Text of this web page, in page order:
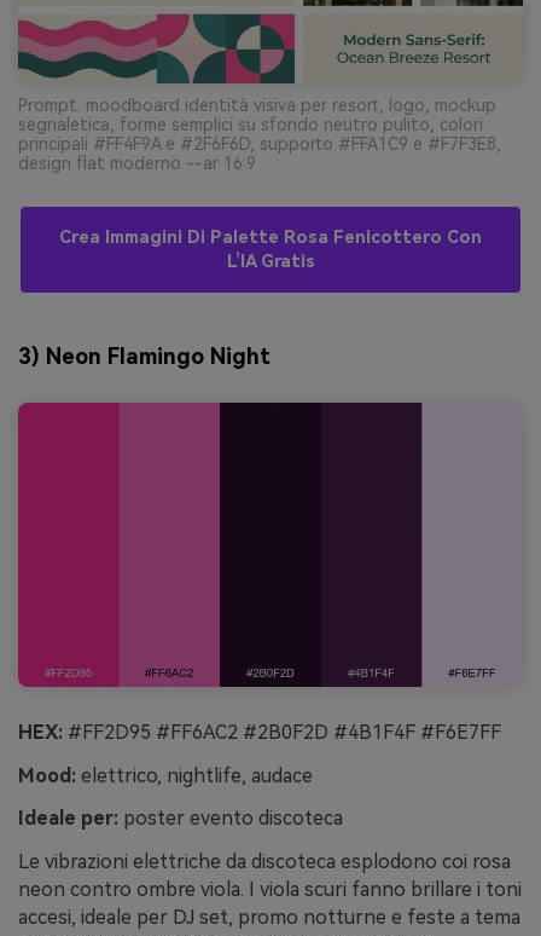
Prompt: moodboard identità visiva per resort, logo, mockup
segnaletica, forme semplici su sfondo neutro pulito, colori
principali #FF4F9A e #2F6F6D, supporto #FFA1C9 e #F7F3E8,
design flat moderno --ar 16:9
Crea Immagini Di Palette Rosa Fenicottero Con
L’IA Gratis
3) Neon Flamingo Night
HEX: #FF2D95 #FF6AC2 #2B0F2D #4B1F4F #F6E7FF
Mood: elettrico, nightlife, audace
Ideale per: poster evento discoteca
Le vibrazioni elettriche da discoteca esplodono coi rosa
neon contro ombre viola. I viola scuri fanno brillare i toni
accesi, ideale per DJ set, promo notturne e feste a tema